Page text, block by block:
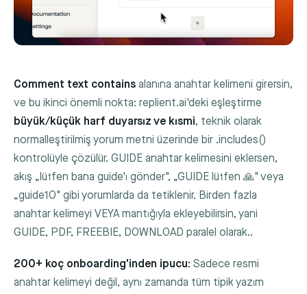
Comment text contains alanına anahtar kelimeni girersin,
ve bu ikinci önemli nokta: replient.ai'deki eşleştirme
büyük/küçük harf duyarsız ve kısmi, teknik olarak
normalleştirilmiş yorum metni üzerinde bir .includes()
kontrolüyle çözülür. GUIDE anahtar kelimesini eklersen,
akış „lütfen bana guide'ı gönder", „GUIDE lütfen 🙏" veya
„guide10" gibi yorumlarda da tetiklenir. Birden fazla
anahtar kelimeyi VEYA mantığıyla ekleyebilirsin, yani
GUIDE, PDF, FREEBIE, DOWNLOAD paralel olarak..
200+ koç onboarding'inden ipucu: Sadece resmi
anahtar kelimeyi değil, aynı zamanda tüm tipik yazım